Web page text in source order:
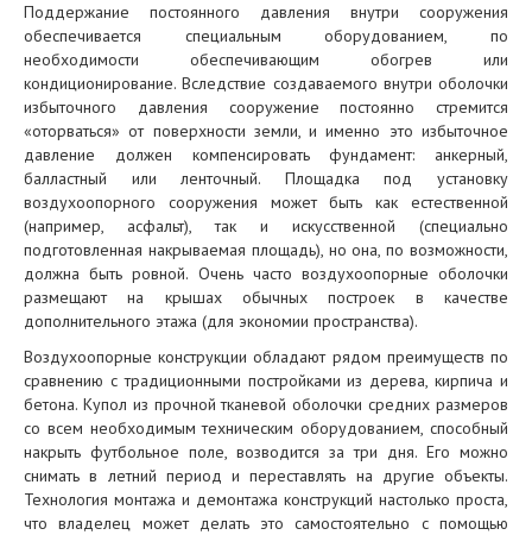
Поддержание постоянного давления внутри сооружения
обеспечивается специальным оборудованием, по
необходимости обеспечивающим обогрев или
кондиционирование. Вследствие создаваемого внутри оболочки
избыточного давления сооружение постоянно стремится
«оторваться» от поверхности земли, и именно это избыточное
давление должен компенсировать фундамент: анкерный,
балластный или ленточный. Площадка под установку
воздухоопорного сооружения может быть как естественной
(например, асфальт), так и искусственной (специально
подготовленная накрываемая площадь), но она, по возможности,
должна быть ровной. Очень часто воздухоопорные оболочки
размещают на крышах обычных построек в качестве
дополнительного этажа (для экономии пространства).
Воздухоопорные конструкции обладают рядом преимуществ по
сравнению с традиционными постройками из дерева, кирпича и
бетона. Купол из прочной тканевой оболочки средних размеров
со всем необходимым техническим оборудованием, способный
накрыть футбольное поле, возводится за три дня. Его можно
снимать в летний период и переставлять на другие объекты.
Технология монтажа и демонтажа конструкций настолько проста,
что владелец может делать это самостоятельно с помощью